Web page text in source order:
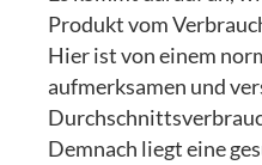
Produkt vom
Hier ist von einem
aufmerksamen und
Demnach liegt eine